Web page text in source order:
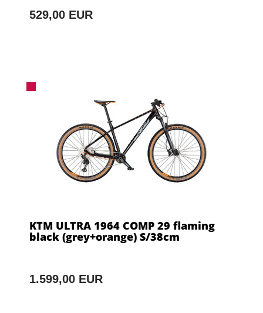
529,00 EUR
KTM ULTRA 1964 COMP 29 flaming
black (grey+orange) S/38cm
1.599,00 EUR